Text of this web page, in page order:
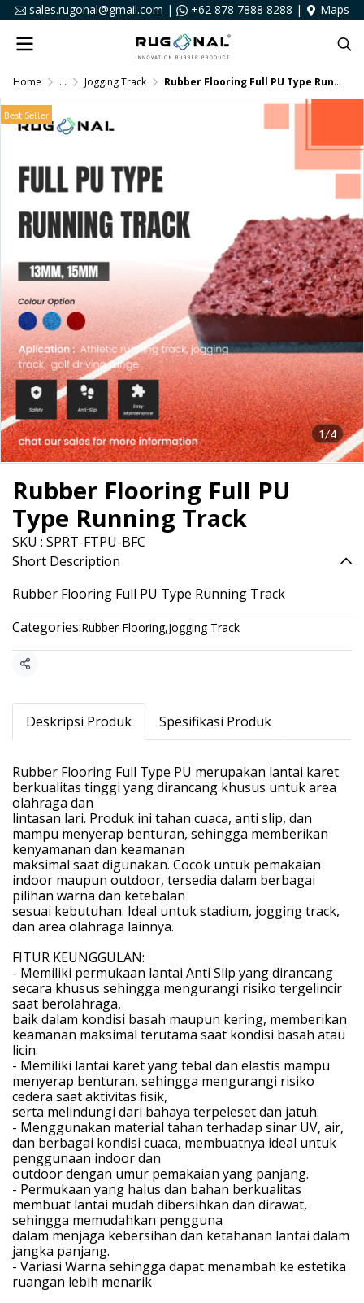
sales.rugonal@gmail.com | +62 878 7888 8288 | Maps
Home ... Jogging Track Rubber Flooring Full PU Type Running Track
1/4
Best Seller
Rubber Flooring Full PU
Type Running Track
SKU : SPRT-FTPU-BFC
Short Description
Rubber Flooring Full PU Type Running Track
Categories:Rubber Flooring,Jogging Track
Share
Deskripsi Produk Spesifikasi Produk
Rubber Flooring Full Type PU merupakan lantai karet
berkualitas tinggi yang dirancang khusus untuk area
olahraga dan
lintasan lari. Produk ini tahan cuaca, anti slip, dan
mampu menyerap benturan, sehingga memberikan
kenyamanan dan keamanan
maksimal saat digunakan. Cocok untuk pemakaian
indoor maupun outdoor, tersedia dalam berbagai
pilihan warna dan ketebalan
sesuai kebutuhan. Ideal untuk stadium, jogging track,
dan area olahraga lainnya.
FITUR KEUNGGULAN:
- Memiliki permukaan lantai Anti Slip yang dirancang
secara khusus sehingga mengurangi risiko tergelincir
saat berolahraga,
baik dalam kondisi basah maupun kering, memberikan
keamanan maksimal terutama saat kondisi basah atau
licin.
- Memiliki lantai karet yang tebal dan elastis mampu
menyerap benturan, sehingga mengurangi risiko
cedera saat aktivitas fisik,
serta melindungi dari bahaya terpeleset dan jatuh.
- Menggunakan material tahan terhadap sinar UV, air,
dan berbagai kondisi cuaca, membuatnya ideal untuk
penggunaan indoor dan
outdoor dengan umur pemakaian yang panjang.
- Permukaan yang halus dan bahan berkualitas
membuat lantai mudah dibersihkan dan dirawat,
sehingga memudahkan pengguna
dalam menjaga kebersihan dan ketahanan lantai dalam
jangka panjang.
- Variasi Warna sehingga dapat menambah ke estetika
ruangan lebih menarik